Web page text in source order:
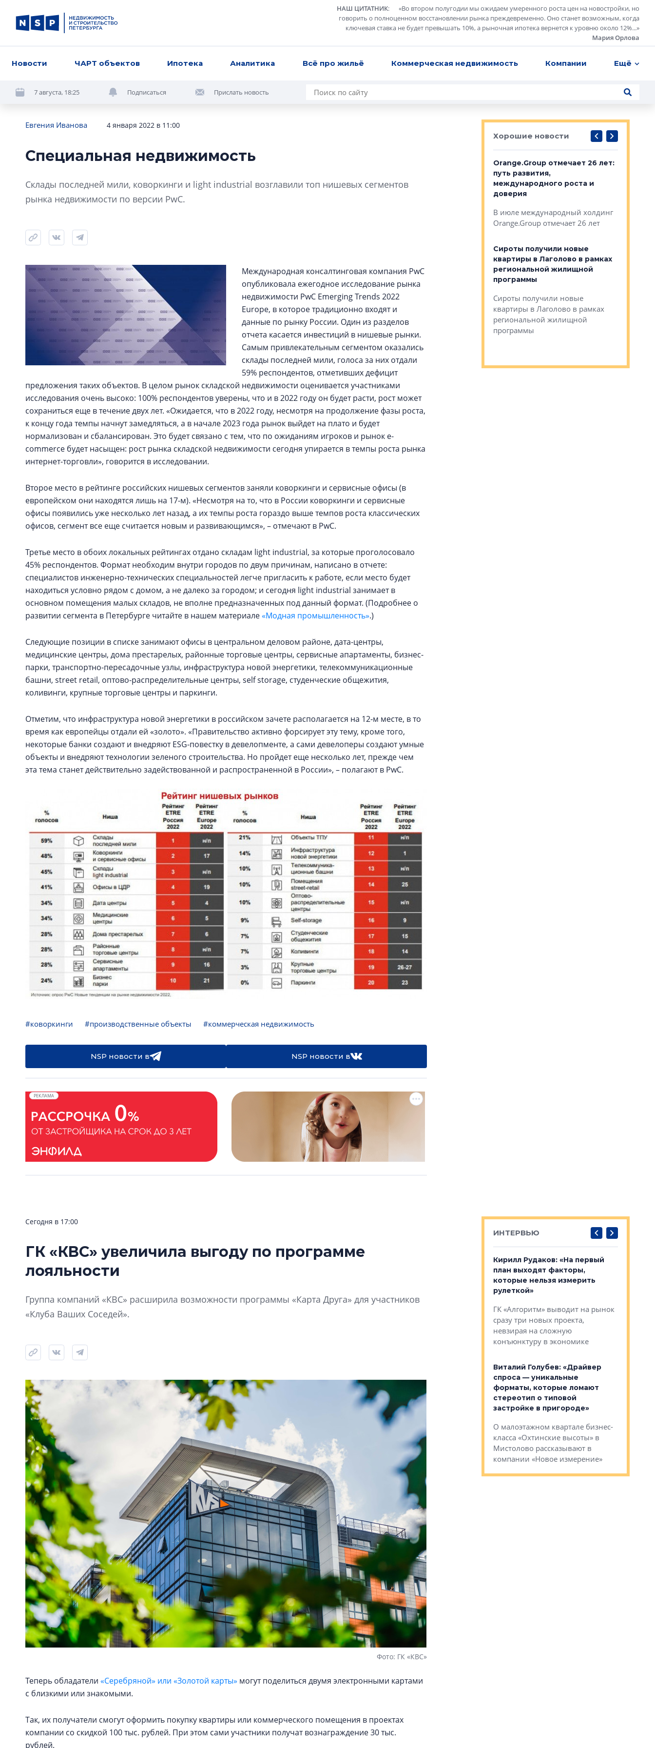
НАШ ЦИТАТНИК: «Во втором полугодии мы ожидаем умеренного роста цен на новостройки, но
говорить о полноценном восстановлении рынка преждевременно. Оно станет возможным, когда
ключевая ставка не будет превышать 10%, а рыночная ипотека вернется к уровню около 12%...»
Мария Орлова
Новости ЧАРТ объектов Ипотека Аналитика Всё про жильё Коммерческая недвижимость Компании Ещё
7 августа, 18:25 Подписаться Прислать новость
Евгения Иванова 4 января 2022 в 11:00
Специальная недвижимость
Склады последней мили, коворкинги и light industrial возглавили топ нишевых сегментов
рынка недвижимости по версии PwC.
Международная консалтинговая компания PwC
опубликовала ежегодное исследование рынка
недвижимости PwC Emerging Trends 2022
Europe, в которое традиционно входят и
данные по рынку России. Один из разделов
отчета касается инвестиций в нишевые рынки.
Самым привлекательным сегментом оказались
склады последней мили, голоса за них отдали
59% респондентов, отметивших дефицит
предложения таких объектов. В целом рынок складской недвижимости оценивается участниками
исследования очень высоко: 100% респондентов уверены, что и в 2022 году он будет расти, рост может
сохраниться еще в течение двух лет. «Ожидается, что в 2022 году, несмотря на продолжение фазы роста,
к концу года темпы начнут замедляться, а в начале 2023 года рынок выйдет на плато и будет
нормализован и сбалансирован. Это будет связано с тем, что по ожиданиям игроков и рынок e-
commerce будет насыщен: рост рынка складской недвижимости сегодня упирается в темпы роста рынка
интернет-торговли», говорится в исследовании.
Второе место в рейтинге российских нишевых сегментов заняли коворкинги и сервисные офисы (в
европейском они находятся лишь на 17-м). «Несмотря на то, что в России коворкинги и сервисные
офисы появились уже несколько лет назад, а их темпы роста гораздо выше темпов роста классических
офисов, сегмент все еще считается новым и развивающимся», – отмечают в PwC.
Третье место в обоих локальных рейтингах отдано складам light industrial, за которые проголосовало
45% респондентов. Формат необходим внутри городов по двум причинам, написано в отчете:
специалистов инженерно-технических специальностей легче пригласить к работе, если место будет
находиться условно рядом с домом, а не далеко за городом; и сегодня light industrial занимает в
основном помещения малых складов, не вполне предназначенных под данный формат. (Подробнее о
развитии сегмента в Петербурге читайте в нашем материале«Модная промышленность».)
Следующие позиции в списке занимают офисы в центральном деловом районе, дата-центры,
медицинские центры, дома престарелых, районные торговые центры, сервисные апартаменты, бизнес-
парки, транспортно-пересадочные узлы, инфраструктура новой энергетики, телекоммуникационные
башни, street retail, оптово-распределительные центры, self storage, студенческие общежития,
коливинги, крупные торговые центры и паркинги.
Отметим, что инфраструктура новой энергетики в российском зачете располагается на 12-м месте, в то
время как европейцы отдали ей «золото». «Правительство активно форсирует эту тему, кроме того,
некоторые банки создают и внедряют ESG-повестку в девелопменте, а сами девелоперы создают умные
объекты и внедряют технологии зеленого строительства. Но пройдет еще несколько лет, прежде чем
эта тема станет действительно задействованной и распространенной в России», – полагают в PwC.
#коворкинги #производственные объекты #коммерческая недвижимость
NSP новости в NSP новости в
РЕКЛАМА
Хорошие новости
один центр совмещенного
образования
В Красногвардейском районе
Петербурга появился еще один
центр совмещенного образования
Orange.Group отмечает 26 лет:
путь развития,
международного роста и
доверия
В июле международный холдинг
Orange.Group отмечает 26 лет
Сироты получили новые
квартиры в Лаголово в рамках
региональной жилищной
программы
Сироты получили новые
квартиры в Лаголово в рамках
региональной жилищной
программы
Сегодня в 17:00
ГК «КВС» увеличила выгоду по программе
лояльности
Группа компаний «КВС» расширила возможности программы «Карта Друга» для участников
«Клуба Ваших Соседей».
Фото: ГК «КВС»
Теперь обладатели «Серебряной» или «Золотой карты» могут поделиться двумя электронными картами
с близкими или знакомыми.
Так, их получатели смогут оформить покупку квартиры или коммерческого помещения в проектах
компании со скидкой 100 тыс. рублей. При этом сами участники получат вознаграждение 30 тыс.
рублей.
ИНТЕРВЬЮ
Что важнее для современного
используем опыт Bonava, но мы
– другая компания»
О потенциале «серого пояса»,
технологиях и корпоративной
культуре рассказывает
гендиректор STAVNI Александр
Свинолобов
Кирилл Рудаков: «На первый
план выходят факторы,
которые нельзя измерить
рулеткой»
ГК «Алгоритм» выводит на рынок
сразу три новых проекта,
невзирая на сложную
конъюнктуру в экономике
Виталий Голубев: «Драйвер
спроса — уникальные
форматы, которые ломают
стереотип о типовой
застройке в пригороде»
О малоэтажном квартале бизнес-
класса «Охтинские высоты» в
Мистолово рассказывают в
компании «Новое измерение»